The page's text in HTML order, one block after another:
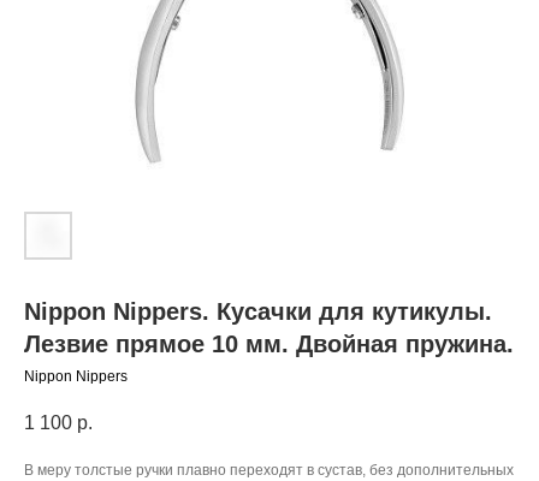
Nippon Nippers. Кусачки для кутикулы.
Лезвие прямое 10 мм. Двойная пружина.
Nippon Nippers
1 100 р.
В меру толстые ручки плавно переходят в сустав, без дополнительных